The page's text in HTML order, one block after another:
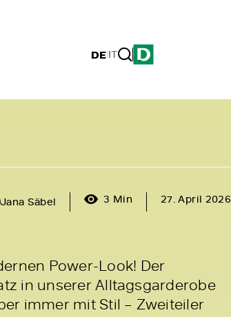
DE|IT
Jana Säbel 3 Min 27. April 2026
Power-Look! Der
in unserer Alltagsgarderobe
immer mit Stil – Zweiteiler